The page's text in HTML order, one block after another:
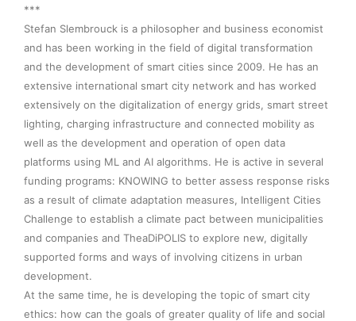
***
Stefan Slembrouck is a philosopher and business economist
and has been working in the field of digital transformation
and the development of smart cities since 2009. He has an
extensive international smart city network and has worked
extensively on the digitalization of energy grids, smart street
lighting, charging infrastructure and connected mobility as
well as the development and operation of open data
platforms using ML and AI algorithms. He is active in several
funding programs: KNOWING to better assess response risks
as a result of climate adaptation measures, Intelligent Cities
Challenge to establish a climate pact between municipalities
and companies and TheaDiPOLIS to explore new, digitally
supported forms and ways of involving citizens in urban
development.
At the same time, he is developing the topic of smart city
ethics: how can the goals of greater quality of life and social